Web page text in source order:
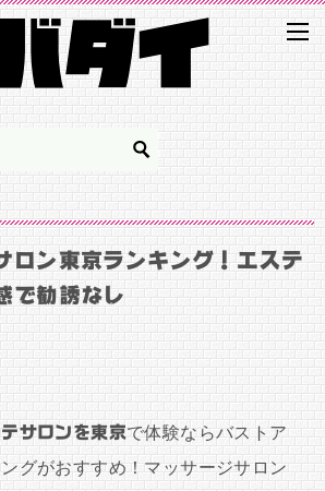
ロン東京ランキング！エステ
で勧誘なし
サロンを東京で体験ならバストア
グがおすすめ！マッサージサロン